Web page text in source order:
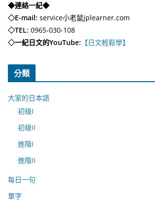
◆連絡一紀◆
◇E-mail: service小老鼠jplearner.com
◇TEL: 0965-030-108
◇一紀日文的YouTube: 【日文輕鬆學】
分類
大家的日本語
初級I
初級II
進階I
進階II
每日一句
單字